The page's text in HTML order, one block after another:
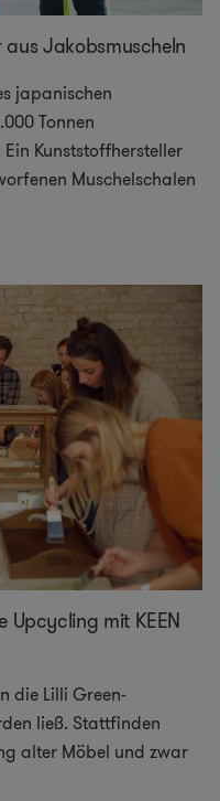
aus Jakobsmuscheln
japanischen
Tonnen
Kunststoffhersteller
Muschelschalen
Upcycling mit KEEN
die Lilli Green-
ließ. Stattfinden
alter Möbel und zwar